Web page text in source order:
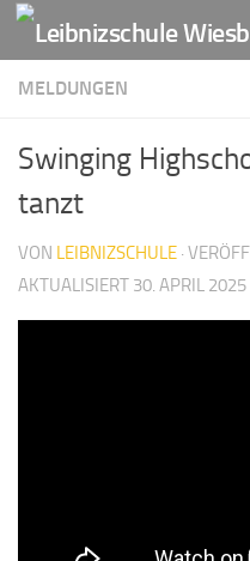
Zum Inhalt springen
MELDUNGEN
Swinging
tanzt
VON LEIBNIZSCHULE ·
AKTUALISIERT 30. APRIL 2025